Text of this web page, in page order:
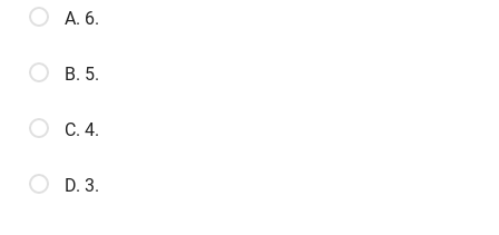
A. 6.
B. 5.
C. 4.
D. 3.